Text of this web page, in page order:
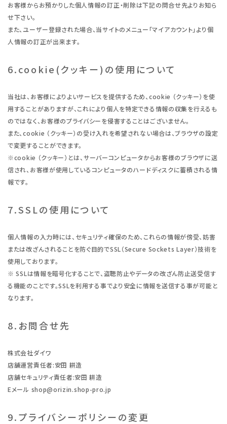
お客様からお預かりした個人情報の訂正・削除は下記の問合せ先よりお知ら
せ下さい。
また、ユーザー登録された場合、当サイトのメニュー「マイアカウント」より個
人情報の訂正が出来ます。
6.cookie(クッキー)の使用について
当社は、お客様によりよいサービスを提供するため、cookie （クッキー）を使
用することがありますが、これにより個人を特定できる情報の収集を行えるも
のではなく、お客様のプライバシーを侵害することはございません。
また、cookie （クッキー）の受け入れを希望されない場合は、ブラウザの設定
で変更することができます。
※cookie （クッキー）とは、サーバーコンピュータからお客様のブラウザに送
信され、お客様が使用しているコンピュータのハードディスクに蓄積される情
報です。
7.SSLの使用について
個人情報の入力時には、セキュリティ確保のため、これらの情報が傍受、妨害
または改ざんされることを防ぐ目的でSSL（Secure Sockets Layer）技術を
使用しております。
※ SSLは情報を暗号化することで、盗聴防止やデータの改ざん防止送受信す
る機能のことです。SSLを利用する事でより安全に情報を送信する事が可能と
なります。
8.お問合せ先
株式会社ダイワ
店舗運営責任者:安田 耕造
店舗セキュリティ責任者:安田 耕造
Eメール shop@orizin.shop-pro.jp
9.プライバシーポリシーの変更